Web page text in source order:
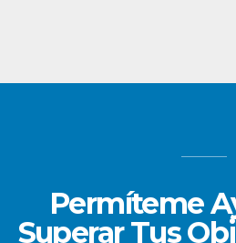
Permíteme
Superar Tus